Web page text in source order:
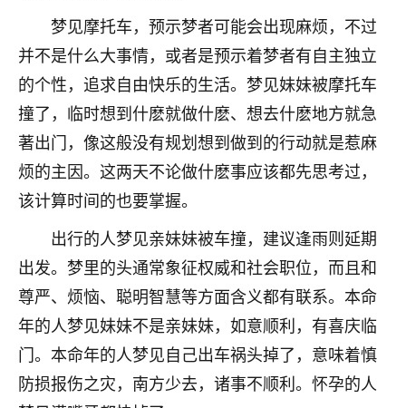
梦见摩托车，预示梦者可能会出现麻烦，不过
并不是什么大事情，或者是预示着梦者有自主独立
的个性，追求自由快乐的生活。梦见妹妹被摩托车
撞了，临时想到什麽就做什麽、想去什麽地方就急
著出门，像这般没有规划想到做到的行动就是惹麻
烦的主因。这两天不论做什麽事应该都先思考过，
该计算时间的也要掌握。
出行的人梦见亲妹妹被车撞，建议逢雨则延期
出发。梦里的头通常象征权威和社会职位，而且和
尊严、烦恼、聪明智慧等方面含义都有联系。本命
年的人梦见妹妹不是亲妹妹，如意顺利，有喜庆临
门。本命年的人梦见自己出车祸头掉了，意味着慎
防损报伤之灾，南方少去，诸事不顺利。怀孕的人
三个，找老师的时候是抱着侥幸心理，没想到老师看
着我晋升有望，我半信半疑的按照老师建议，做了化
太岁还有一个发钱粮，本来年前的人事调整，拖到年
后，我以为都没戏了，结果开年一上班，开会提拔升
职第一个就是我，职务无所谓，主要是底薪加了
3000，非常开心，无论如何，感恩感谢！🙏🏻
鹿森 ：恭喜升职加薪！！，请客吗？�
12小时前 来自北京
心心相印
我身体不太好，总是病病殃殃的，去检查又没什么大
问题，反正就是不舒服。中医西医看遍了，找不到问
题，后来无意中看到有人推荐慧来老师，跟老师聊过
之后，心情豁然开朗，也听老师建议，处理了一些因
果问题。今年以来，身体比以前好多，主要是心情好
了，老师说境随心转，现在深有体会了。